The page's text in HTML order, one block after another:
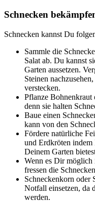
Schnecken
Schnecken kannst Du
Sammle die
Salat ab. Du kannst
Garten aussetzen.
Steinen
verstecken.
Pflanze Bohnenkraut
denn sie halten
Baue einen
kann von den
Fördere natürliche
und Erdkröten
Deinem Garten
Wenn es Dir möglich
fressen die
Schneckenkorn oder
Notfall einsetzen, da
werden.